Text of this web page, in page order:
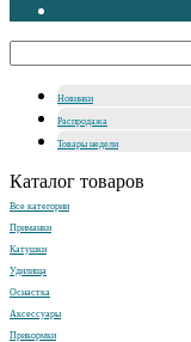
Новинки
Распродажа
Товары недели
Каталог товаров
Все категории
Приманки
Катушки
Удилища
Оснастка
Аксессуары
Прикормки